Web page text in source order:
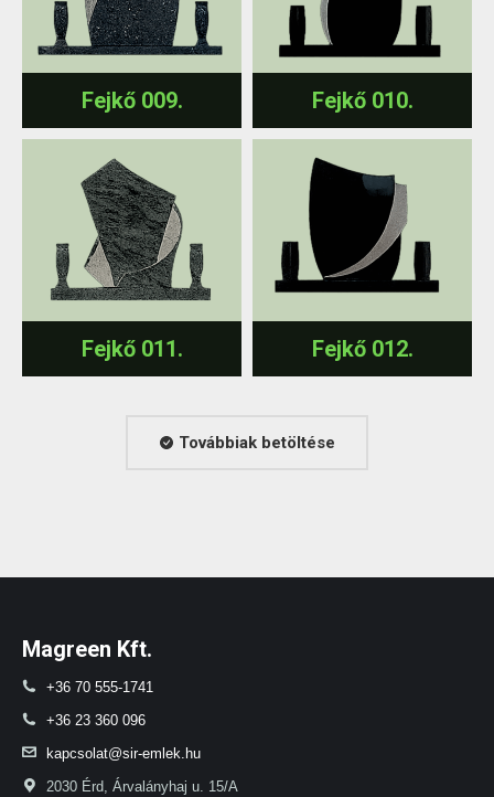
Fejkő 009. Fejkő 010.
Fejkő 011. Fejkő 012.
Továbbiak betöltése
Magreen Kft.
+36 70 555-1741
+36 23 360 096
kapcsolat@sir-emlek.hu
2030 Érd, Árvalányhaj u. 15/A